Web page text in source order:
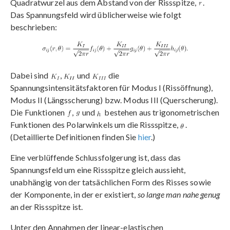
Quadratwurzel aus dem Abstand von der Rissspitze,
.
Das Spannungsfeld wird üblicherweise wie folgt
beschrieben:
Dabei sind , und
die
Spannungsintensitätsfaktoren für Modus I (Rissöffnung),
Modus II (Längsscherung) bzw. Modus III (Querscherung).
Die Funktionen
, und
bestehen aus trigonometrischen
Funktionen des Polarwinkels um die Rissspitze,
.
(Detaillierte Definitionen finden Sie hier.)
Eine verblüffende Schlussfolgerung ist, dass das
Spannungsfeld um eine Rissspitze gleich aussieht,
unabhängig von der tatsächlichen Form des Risses sowie
der Komponente, in der er existiert, so lange man nahe genug
an der Rissspitze ist.
Unter den Annahmen der linear-elastischen